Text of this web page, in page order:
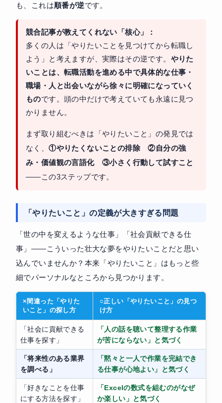
も、これは順番が逆です。
競合記事が教えてくれない「核心」：
多くの人は「やりたいことを見つけてから転職し
よう」と考えますが、実際はその逆です。 やりた
いことは、転職活動を進める中で具体的な仕事・
職場・人と出会いながら徐々に明確になっていく
ものです。頭の中だけで考えていても永遠に見つ
かりません。
まず取り組むべきは「やりたいこと」の発見では
なく、①やりたくないことの排除 ②自分の強
み・価値観の言語化 ③小さく行動して試すこと
——この3ステップです。
「やりたいこと」の定義が大きすぎる問題
「世の中を変えるような仕事」「社会貢献できる仕
事」——こういった壮大な夢をやりたいことだと思い
込んでいませんか？本来「やりたいこと」はもっと些
細でパーソナルなところから見つかります。
×間違った「やりた
いこと」の探し方
○正しい「やりたいこと」の見つ
け方
「社会に貢献できる
仕事を探す」
「人の話を聴いて整理する作業
が苦にならない」と気づく
「将来性のある業界
を調べる」
「黙々と一人で作業を完結でき
る仕事が心地よい」と気づく
「好きなことを仕事
にする方法を探す」
「Excelの数式を組むのがなぜ
か楽しい」と気づく